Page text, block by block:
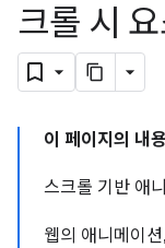
크롤 시
이 페이지의 내용
스크롤 기반 애
웹의 애니메이